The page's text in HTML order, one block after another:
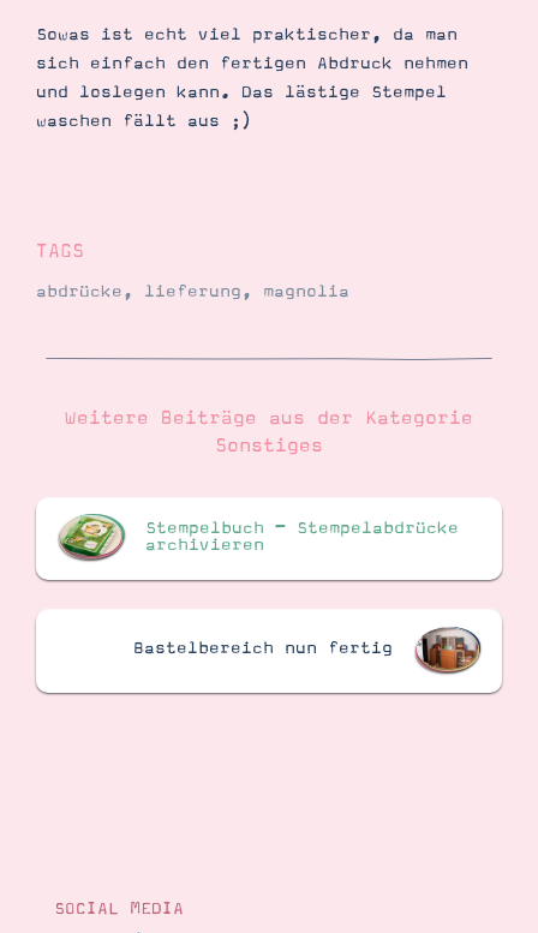
Tipps & Tricks
Ordnungstipps
Sowas ist echt viel praktischer, da man
sich einfach den fertigen Abdruck nehmen
und loslegen kann. Das lästige Stempel
waschen fällt aus ;)
TAGS
abdrücke, lieferung, magnolia
Weitere Beiträge aus der Kategorie
Sonstiges
Stempelbuch – Stempelabdrücke
archivieren
Bastelbereich nun fertig
SOCIAL MEDIA